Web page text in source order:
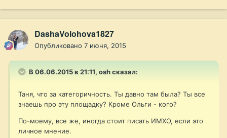
DashaVolohova1827
Опубликовано 7 июня, 2015
В 06.06.2015 в 21:11, osh сказал:
Таня, что за категоричность. Ты давно там была? Ты все
знаешь про эту площадку? Кроме Ольги - кого?
По-моему, все же, иногда стоит писать ИМХО, если это
личное мнение.